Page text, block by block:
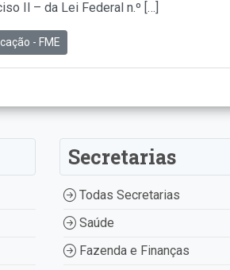
Il – da Lei Federal n.º […]
- FME
Secretarias
Todas Secretarias
Saúde
Fazenda e Finanças